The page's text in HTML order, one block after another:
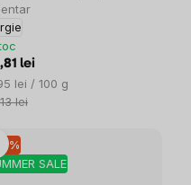
lei
lei / 100 g
lei
SALE
%